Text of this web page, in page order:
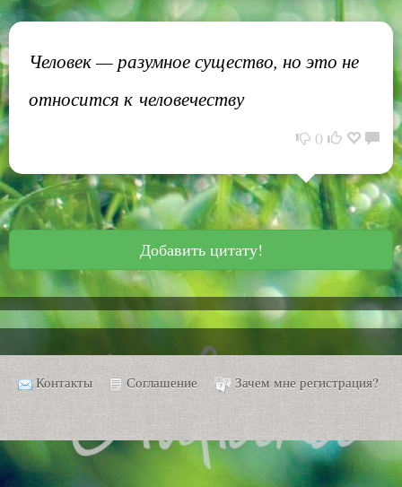
Человек — разумное существо, но это не
относится к человечеству
0
Добавить цитату!
Контакты Соглашение Зачем мне регистрация?